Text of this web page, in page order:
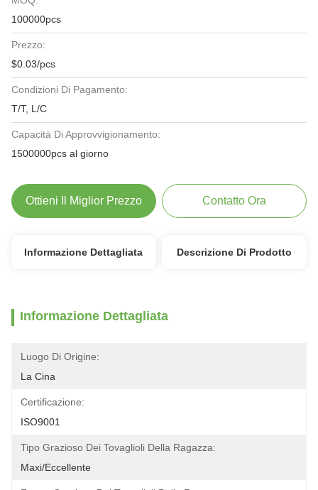
100000pcs
Prezzo:
$0.03/pcs
Condizioni Di Pagamento:
T/T, L/C
Capacità Di Approvvigionamento:
1500000pcs al giorno
Ottieni Il Miglior Prezzo Contatto Ora
Informazione Dettagliata Descrizione Di Prodotto
Informazione Dettagliata
Luogo Di Origine:
La Cina
Certificazione:
ISO9001
Tipo Grazioso Dei Tovaglioli Della Ragazza:
Maxi/eccellente